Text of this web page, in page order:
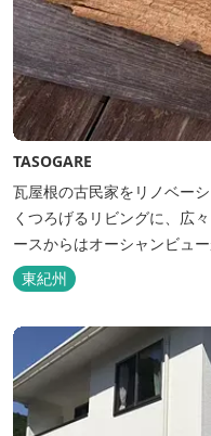
TASOGARE
瓦屋根の古民家をリノベー
くつろげるリビングに、広
ースからはオーシャンビュ
を感じながら、アートと読書
間」があり、海を眺めなが
きます。
東紀州